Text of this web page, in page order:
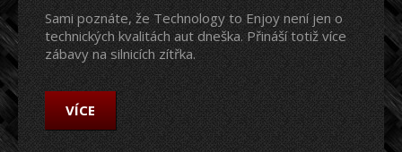
Sami poznáte, že Technology to Enjoy není jen o
technických kvalitách aut dneška. Přináší totiž více
zábavy na silnicích zítřka.
VÍCE